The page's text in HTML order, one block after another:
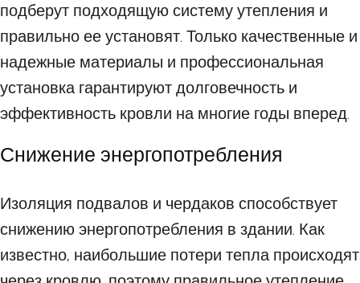
подберут подходящую систему утепления и
правильно ее установят. Только качественные и
надежные материалы и профессиональная
установка гарантируют долговечность и
эффективность кровли на многие годы вперед.
Снижение энергопотребления
Изоляция подвалов и чердаков способствует
снижению энергопотребления в здании. Как
известно, наибольшие потери тепла происходят